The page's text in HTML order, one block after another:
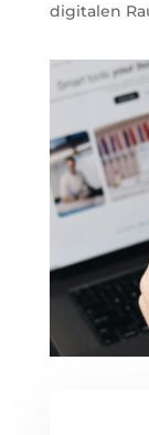
digitalen